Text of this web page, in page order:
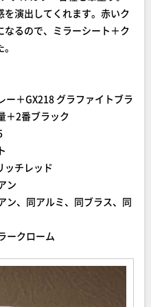
演出してくれます。赤いク
なるので、ミラーシート＋ク
＋GX218 グラファイトブラ
＋2番ブラック
チレッド
ン
ン、同アルミ、同ブラス、同
ークローム